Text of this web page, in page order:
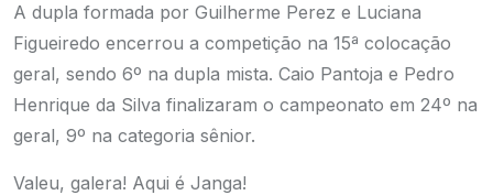
A dupla formada por Guilherme Perez e Luciana
Figueiredo encerrou a competição na 15ª colocação
geral, sendo 6º na dupla mista. Caio Pantoja e Pedro
Henrique da Silva finalizaram o campeonato em 24º na
geral, 9º na categoria sênior.
Valeu, galera! Aqui é Janga!